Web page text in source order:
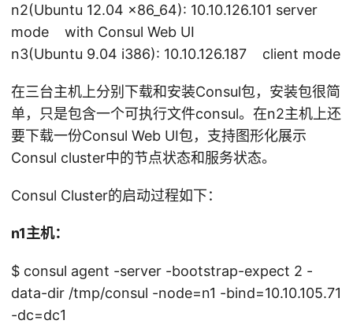
n2(Ubuntu 12.04 x86_64): 10.10.126.101 server
mode with Consul Web UI
n3(Ubuntu 9.04 i386): 10.10.126.187 client mode
在三台主机上分别下载和安装Consul包，安装包很简
单，只是包含一个可执行文件consul。在n2主机上还
要下载一份Consul Web UI包，支持图形化展示
Consul cluster中的节点状态和服务状态。
Consul Cluster的启动过程如下：
n1主机：
$ consul agent -server -bootstrap-expect 2 -
data-dir /tmp/consul -node=n1 -bind=10.10.105.71
-dc=dc1